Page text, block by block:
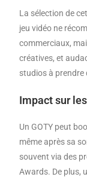
La sélection de
jeu vidéo ne
commerciaux,
créatives, et
studios à prendre
Impact sur
Un GOTY peut
même après sa
souvent via des
Awards. De plus,